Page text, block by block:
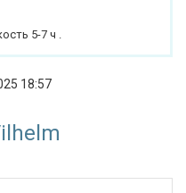
5-7 ч .
18:57